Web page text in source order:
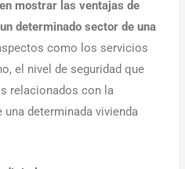
mostrar las ventajas de
determinado sector de una
como los servicios
el nivel de seguridad que
relacionados con la
determinada vivienda